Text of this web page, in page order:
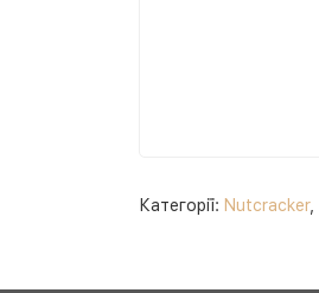
Категорії: Nutcracker,